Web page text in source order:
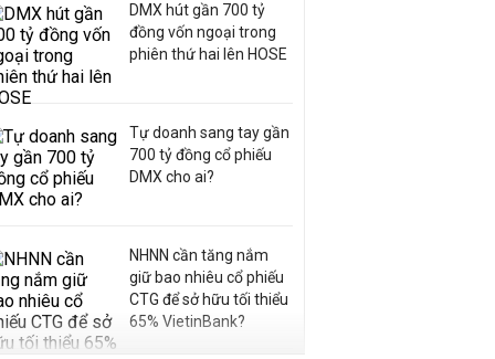
DMX hút gần 700 tỷ
đồng vốn ngoại trong
phiên thứ hai lên HOSE
Tự doanh sang tay gần
700 tỷ đồng cổ phiếu
DMX cho ai?
NHNN cần tăng nắm
giữ bao nhiêu cổ phiếu
CTG để sở hữu tối thiểu
65% VietinBank?